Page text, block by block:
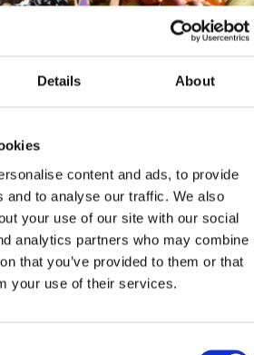
Details About
content and ads, to provide
and to analyse our traffic. We also
your use of our site with our social
analytics partners who may combine
that you’ve provided to them or that
your use of their services.